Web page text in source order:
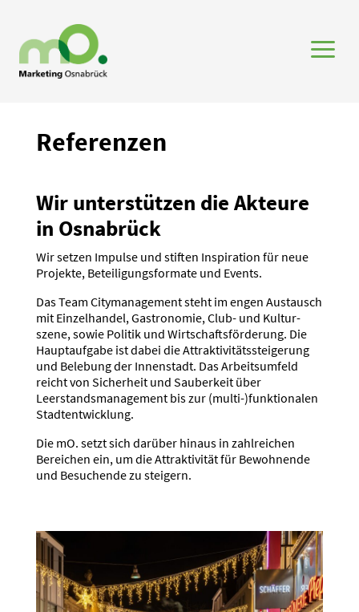
a
Referenzen
Wir unter­stützen die Akteure
in Osnabrück
Wir setzen Impulse und stiften Inspi­ration für neue
Projekte, Betei­li­gungs­formate und Events.
Das Team Cityma­nagement steht im engen Austausch
mit Einzel­handel, Gastro­nomie, Club- und Kultur­
szene, sowie Politik und Wirtschafts­för­derung. Die
Haupt­aufgabe ist dabei die Attrak­ti­vi­täts­stei­gerung
und Belebung der Innen­stadt. Das Arbeits­umfeld
reicht von Sicherheit und Sauberkeit über
Leerstands­ma­nagement bis zur (multi-)funktionalen
Stadt­ent­wicklung.
Die mO. setzt sich darüber hinaus in zahlreichen
Bereichen ein, um die Attrak­ti­vität für Bewoh­nende
und Besuchende zu steigern.